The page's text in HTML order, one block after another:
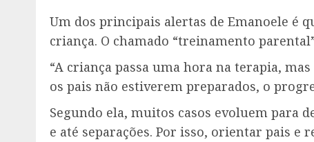
Um dos principais alertas de Emanoele é
criança. O chamado “treinamento
“A criança passa uma hora na terapia,
os pais não estiverem preparados, o
Segundo ela, muitos casos evoluem para
e até separações. Por isso, orientar pais e